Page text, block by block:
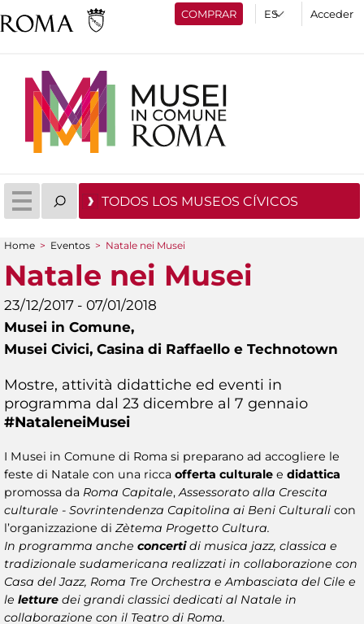
COMPRAR Acceder
TODOS LOS MUSEOS CÍVICOS
You are here
Home > Eventos > Natale nei Musei
Natale nei Musei
23/12/2017 - 07/01/2018
Musei in Comune,
Musei Civici, Casina di Raffaello e Technotown
Mostre, attività didattiche ed eventi in
programma dal 23 dicembre al 7 gennaio
#NataleneiMusei​
I Musei in Comune di Roma si preparano ad accogliere le
feste di Natale con una ricca offerta culturale e didattica
promossa da Roma Capitale,Assessorato alla Crescita
culturale - Sovrintendenza Capitolina ai Beni Culturali con
l’organizzazione di Zètema Progetto Cultura.
In programma anche concertidi musica jazz, classica e
tradizionale sudamericana realizzati in collaborazione con
Casa del Jazz, Roma Tre Orchestra e Ambasciata del Cile e
le letture dei grandi classici dedicati al Natale in
collaborazione con il Teatro di Roma.